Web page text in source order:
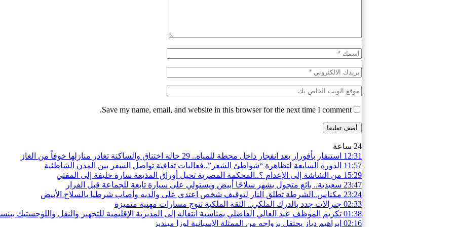
Save my name, email, and website in this browser for the next time I comment.
24 ساعة
12:31 استنفار بأفورار بعد انفجار داخل محطة للمياه.. 29 حالة اختناق والساكنة تغادر منازلها خوفاً من الغاز
11:57 الدورة السابعة لتظاهرة “شواطئ الشعر”..فعاليات ثقافية تواصل السفر بين المدن الشاطئية
15:29 من الشاشة إلى الإعدام ؟..المحكمة المصرية تحيل أوراق المذيعة سارة خليفة إلى المفتي
23:47 سعيدية.. بائع متجول يشهر سلاحًا أبيض ويستولي على سيارة تابعة للجماعة قبل الفرار
23:24 مكناس..الشرطة تطلق النار لتوقيف شخص اعتدى على والديه وأصاب شرطيا بالسلاح الأبيض
02:33 جنرالات جدد بالدرك الملكي.. الثقة الملكية تتوج مسارات مهنية متميزة
01:38 تكريم الموظف عبد العالي الفاضلي بمناسبة انتقاله إلى المديرية الإقليمية للتجهيز والنقل واللوجستيك
02:16 إبراهيم دياز يحتفل بزواجه من الممثلة الإسبانية لوزا مينديز